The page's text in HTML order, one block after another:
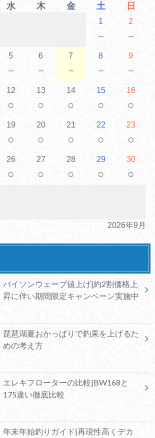
水 木 金 土 日
1
－
2
－
5
－
6
－
7
－
8
－
9
－
12
○
13
○
14
○
15
○
16
○
19
○
20
○
21
○
22
○
23
○
26
○
27
○
28
○
29
○
30
○
2026年9月
バイソンウェーブ値上げ|約2割価格上
昇に伴い期間限定キャンペーン実施中
琵琶湖夏おかっぱりで釣果を上げるた
めの考え方
エレキフローターの比較|BW168と
175違い徹底比較
年末年始釣りガイド|再現性高くデカ